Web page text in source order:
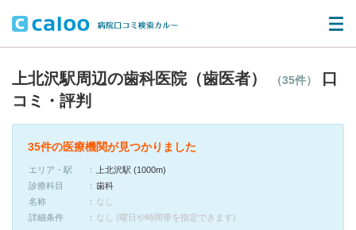
上北沢駅周辺の歯科医院（歯医者） （35件）
口
コミ・評判
35件の医療機関が見つかりました
エリア・駅
上北沢駅 (1000m)
診療科目
歯科
名称
なし
詳細条件
なし (曜日や時間帯を指定できます)